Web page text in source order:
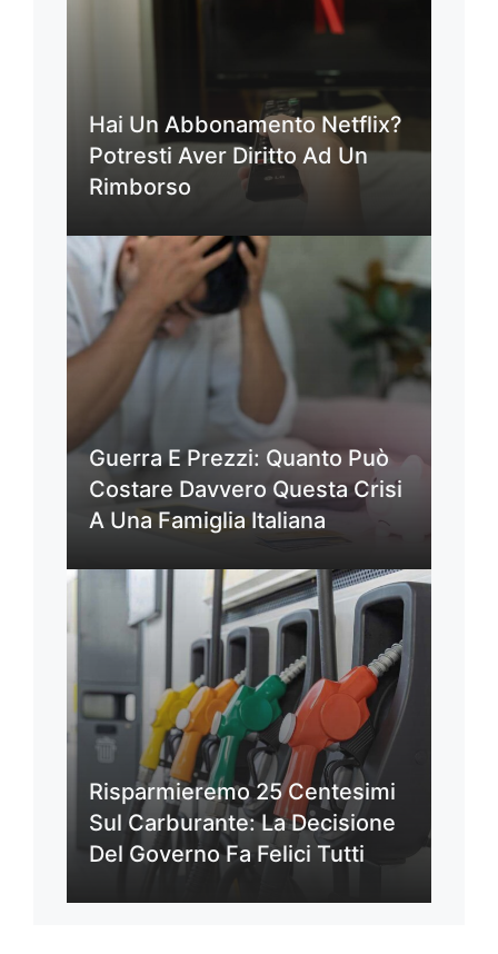
Hai Un Abbonamento Netflix?
Potresti Aver Diritto Ad Un
Rimborso
Guerra E Prezzi: Quanto Può
Costare Davvero Questa Crisi
A Una Famiglia Italiana
Risparmieremo 25 Centesimi
Sul Carburante: La Decisione
Del Governo Fa Felici Tutti